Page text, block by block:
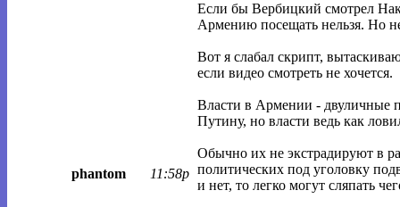
phantom 11:58p
Если бы Вербицкий смотрел
Армению посещать нельзя. Но
Вот я слабал скрипт,
если видео смотреть не хочется.
Власти в Армении - двуличные
Путину, но власти ведь как
Обычно их не экстрадируют в
политических под уголовку
и нет, то легко могут сляпать